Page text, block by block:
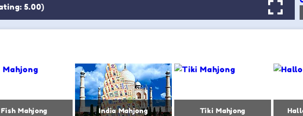
5.00)
Fish Mahjong India Mahjong Tiki Mahjong